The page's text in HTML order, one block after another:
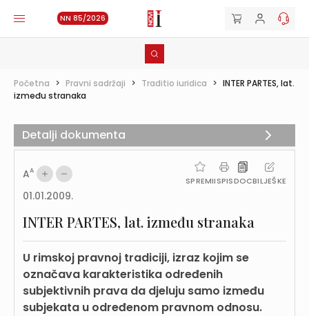
NN 85/2026
Početna > Pravni sadržaji > Traditio iuridica > INTER PARTES, lat.
između stranaka
AA
SPREMIISPISDOCBILJEŠKE
01.01.2009.
INTER PARTES, lat. između stranaka
U rimskoj pravnoj tradiciji, izraz kojim se
označava karakteristika određenih
subjektivnih prava da djeluju samo između
subjekata u određenom pravnom odnosu.
Detalji dokumenta